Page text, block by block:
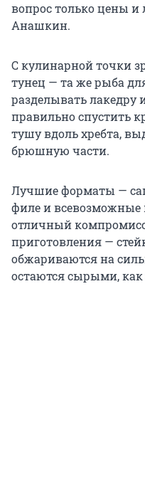
вопрос только цены и
Анашкин.
С кулинарной точки
тунец — та же рыба
разделывать лакедру
правильно спустить
тушу вдоль хребта,
брюшную части.
Лучшие форматы —
филе и всевозможные
отличный
приготовления —
обжариваются на
остаются сырыми,